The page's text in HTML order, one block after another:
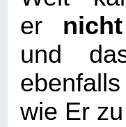
er
und
wie Er